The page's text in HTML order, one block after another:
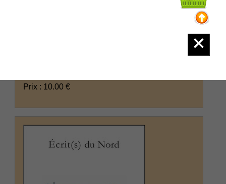
Prix : 10.00 €